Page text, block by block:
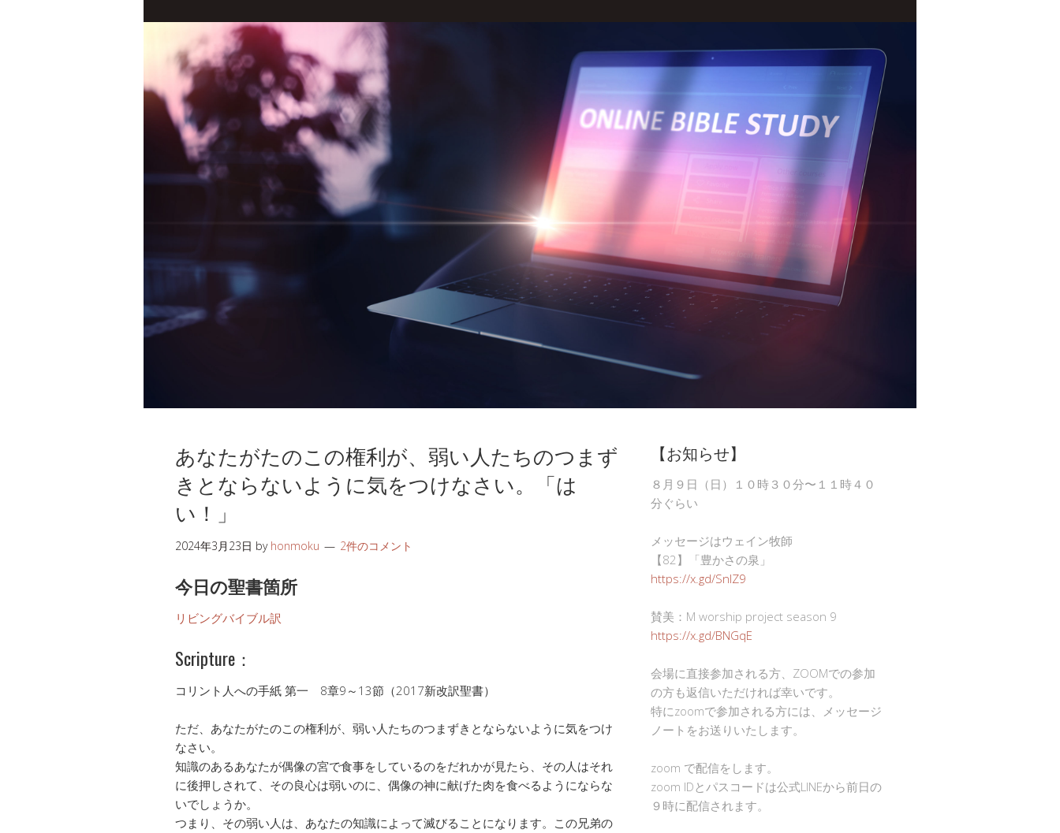
あなたがたのこの権利が、弱い人たちのつまず
きとならないように気をつけなさい。「は
い！」
2024年3月23日 by honmoku 2件のコメント
今日の聖書箇所
リビングバイブル訳
Scripture：
コリント人への手紙 第一 8章9～13節（2017新改訳聖書）
ただ、あなたがたのこの権利が、弱い人たちのつまずきとならないように気をつけ
なさい。
知識のあるあなたが偶像の宮で食事をしているのをだれかが見たら、その人はそれ
に後押しされて、その良心は弱いのに、偶像の神に献げた肉を食べるようにならな
いでしょうか。
つまり、その弱い人は、あなたの知識によって滅びることになります。この兄弟の
【お知らせ】
８月９日（日）１０時３０分〜１１時４０
分ぐらい
メッセージはウェイン牧師
【82】「豊かさの泉」
https://x.gd/SnlZ9
賛美：M worship project season 9
https://x.gd/BNGqE
会場に直接参加される方、ZOOMでの参加
の方も返信いただければ幸いです。
特にzoomで参加される方には、メッセージ
ノートをお送りいたします。
zoom で配信をします。
zoom IDとパスコードは公式LINEから前日の
９時に配信されます。